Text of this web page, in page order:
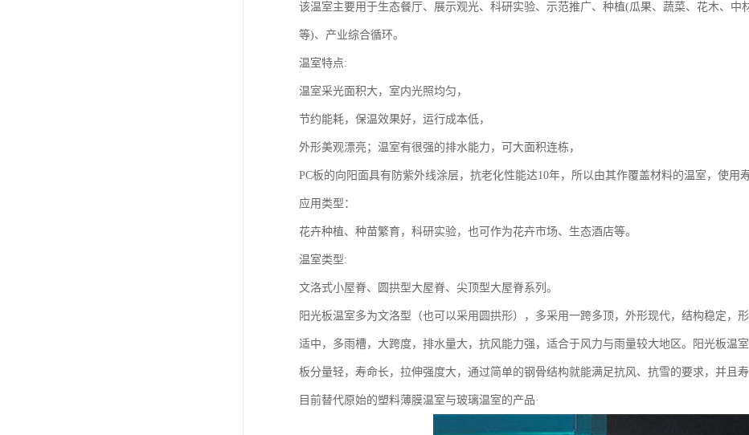
该温室主要用于生态餐厅、展示观光、科研实验、示范推广、种植(瓜果、蔬菜、花木、中
等)、产业综合循环。
温室特点:
温室采光面积大，室内光照均匀，
节约能耗，保温效果好，运行成本低，
外形美观漂亮；温室有很强的排水能力，可大面积连栋，
PC板的向阳面具有防紫外线涂层，抗老化性能达10年，所以由其作覆盖材料的温室，使用寿
应用类型：
花卉种植、种苗繁育，科研实验，也可作为花卉市场、生态酒店等。
温室类型:
文洛式小屋脊、圆拱型大屋脊、尖顶型大屋脊系列。
阳光板温室多为文洛型（也可以采用圆拱形），多采用一跨多顶，外形现代，结构稳定，
适中，多雨槽，大跨度，排水量大，抗风能力强，适合于风力与雨量较大地区。阳光板温
板分量轻，寿命长，拉伸强度大，通过简单的钢骨结构就能满足抗风、抗雪的要求，并且
目前替代原始的塑料薄膜温室与玻璃温室的产品·